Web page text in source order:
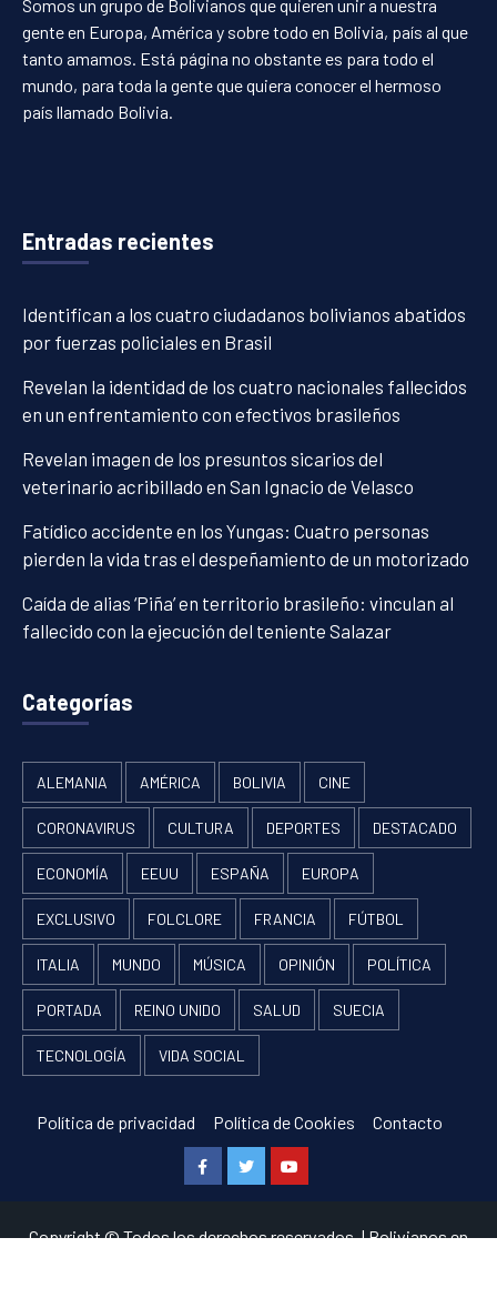
Somos un grupo de Bolivianos que quieren unir a nuestra
gente en Europa, América y sobre todo en Bolivia, país al que
tanto amamos. Está página no obstante es para todo el
mundo, para toda la gente que quiera conocer el hermoso
país llamado Bolivia.
Entradas recientes
Identifican a los cuatro ciudadanos bolivianos abatidos
por fuerzas policiales en Brasil
Revelan la identidad de los cuatro nacionales fallecidos
en un enfrentamiento con efectivos brasileños
Revelan imagen de los presuntos sicarios del
veterinario acribillado en San Ignacio de Velasco
Fatídico accidente en los Yungas: Cuatro personas
pierden la vida tras el despeñamiento de un motorizado
Caída de alias ‘Piña’ en territorio brasileño: vinculan al
fallecido con la ejecución del teniente Salazar
Categorías
ALEMANIA AMÉRICA BOLIVIA CINE
CORONAVIRUS CULTURA DEPORTES DESTACADO
ECONOMÍA EEUU ESPAÑA EUROPA
EXCLUSIVO FOLCLORE FRANCIA FÚTBOL
ITALIA MUNDO MÚSICA OPINIÓN POLÍTICA
PORTADA REINO UNIDO SALUD SUECIA
TECNOLOGÍA VIDA SOCIAL
Política de privacidad Política de Cookies Contacto
FacebookTwitterYoutube
Copyright © Todos los derechos reservados.|Bolivianos en